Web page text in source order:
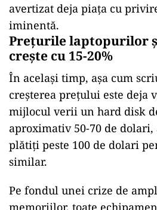
avertizat deja piața cu
iminentă.
Prețurile laptopurilor
crește cu 15-20%
În același timp, așa cum
creșterea prețului este deja
mijlocul verii un hard disk
aproximativ 50-70 de
plătiți peste 100 de dolari
similar.
Pe fondul unei crize de
memoriilor, toate